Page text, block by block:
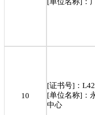
[单位名称]：
10
[证书号]：
[单位名称]：
中心